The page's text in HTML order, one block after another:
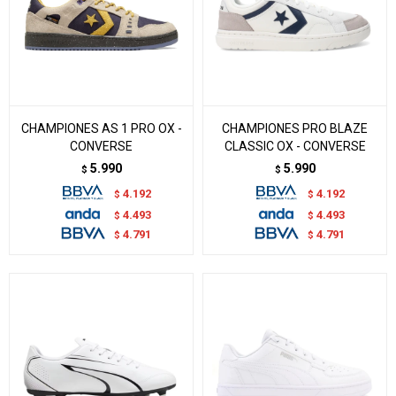
CHAMPIONES AS 1 PRO OX -
CONVERSE
$ 5.990
$ 4.192
$ 4.493
$ 4.791
CHAMPIONES PRO BLAZE
CLASSIC OX - CONVERSE
$ 5.990
$ 4.192
$ 4.493
$ 4.791